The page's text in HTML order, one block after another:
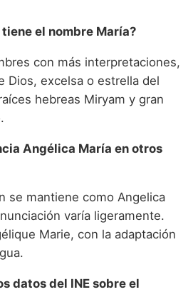
el nombre María?
con más interpretaciones,
Dios, excelsa o estrella del
hebreas Miryam y gran
Angélica María en otros
se mantiene como Angelica
varía ligeramente.
Marie, con la adaptación
datos del INE sobre el